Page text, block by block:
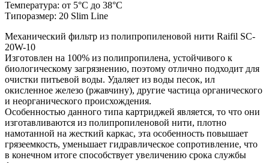
Температура: от 5°С до 38°С
Типоразмер: 20 Slim Line
Механический фильтр из полипропиленовой нити Raifil SC-
20W-10
Изготовлен на 100% из полипропилена, устойчивого к
биологическому загрязнению, поэтому отлично подходит для
очистки питьевой воды. Удаляет из воды песок, ил
окисленное железо (ржавчину), другие частица органического
и неорганического происхождения.
Особенностью данного типа картриджей является, то что они
изготавливаются из полипропиленовой нити, плотно
намотанной на жесткий каркас, эта особенность повышает
грязеемкость, уменьшает гидравлическое сопротивление, что
в конечном итоге способствует увеличению срока службы